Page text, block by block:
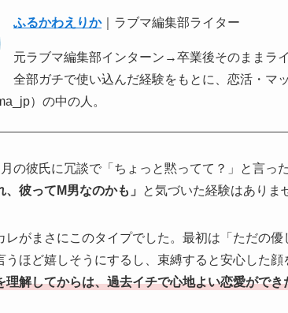
ふるかわえりか｜ラブマ編集部ライター
元ラブマ編集部インターン→卒業後そのままラ
全部ガチで使い込んだ経験をもとに、恋活・マ
）の中の人。
の彼氏に冗談で「ちょっと黙ってて？」と言
、彼ってM男なのかも」 と気づいた経験はありま
レがまさにこのタイプでした。最初は「ただの
うほど嬉しそうにするし、束縛すると安心した
理解してからは、過去イチで心地よい恋愛ができ